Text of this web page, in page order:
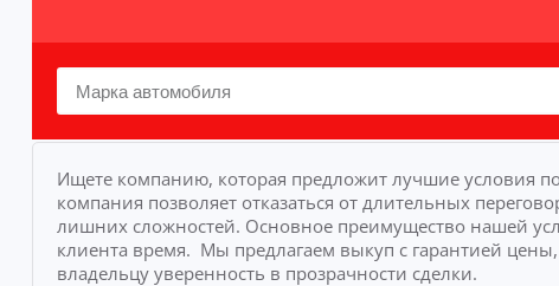
Ищете компанию, которая предложит лучшие условия
компания позволяет отказаться от длительных
лишних сложностей. Основное преимущество нашей
клиента время. Мы предлагаем выкуп с гарантией
владельцу уверенность в прозрачности сделки.